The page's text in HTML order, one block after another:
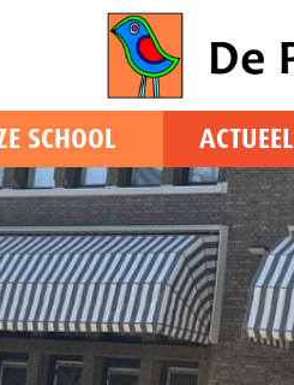
SCHOOL ACTUEEL